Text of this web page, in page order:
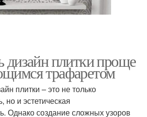
дизайн плитки проще
трафаретом
плитки – это не только
но и эстетическая
Однако создание сложных узоров